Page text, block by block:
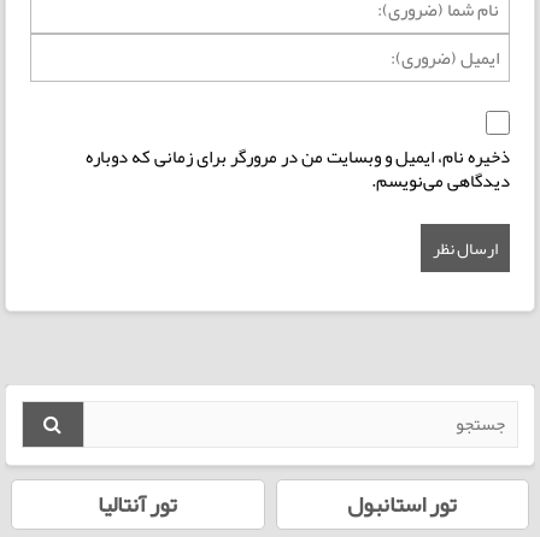
ذخیره نام، ایمیل و وبسایت من در مرورگر برای زمانی که دوباره
دیدگاهی می‌نویسم.
تور استانبول
تور آنتالیا